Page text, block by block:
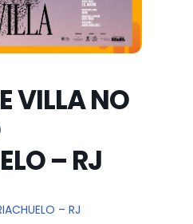
VILLA NO
– RJ
– RJ